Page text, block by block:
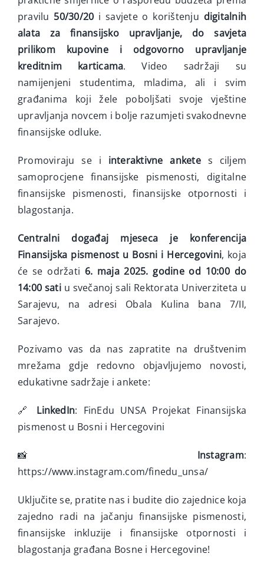
pravilu 50/30/20 i savjete o korištenju digitalnih
alata za finansijsko upravljanje, do savjeta
prilikom kupovine i odgovorno upravljanje
kreditnim karticama. Video sadržaji su
namijenjeni studentima, mladima, ali i svim
građanima koji žele poboljšati svoje vještine
upravljanja novcem i bolje razumjeti svakodnevne
finansijske odluke.
Promoviraju se i interaktivne anketes ciljem
samoprocjene finansijske pismenosti, digitalne
finansijske pismenosti, finansijske otpornosti i
blagostanja.
Centralni događaj mjeseca je konferencija
Finansijska pismenost u Bosni i Hercegovini, koja
će se održati 6. maja 2025. godine od 10:00 do
14:00 satiu svečanoj sali Rektorata Univerziteta u
Sarajevu, na adresi Obala Kulina bana 7/II,
Sarajevo.
Pozivamo vas da nas zapratite na društvenim
mrežama gdje redovno objavljujemo novosti,
edukativne sadržaje i ankete:
🔗 LinkedIn: FinEdu UNSA Projekat Finansijska
pismenost u Bosni i Hercegovini
📸 Instagram:
https://www.instagram.com/finedu_unsa/
Uključite se, pratite nas i budite dio zajednice koja
zajedno radi na jačanju finansijske pismenosti,
finansijske inkluzije i finansijske otpornosti i
blagostanja građana Bosne i Hercegovine!